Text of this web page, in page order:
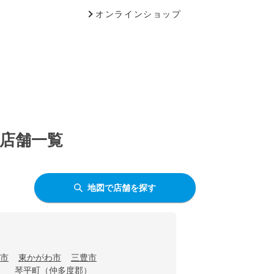
オンラインショップ
舗一覧
地図で店舗を探す
東かがわ市
三豊市
琴平町（仲多度郡）